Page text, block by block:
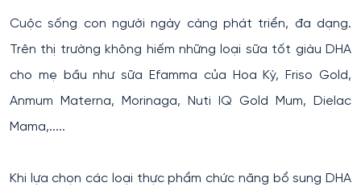
Cuộc sống con người ngày càng phát triển, đa dạng.
Trên thị trường không hiếm những loại sữa tốt giàu DHA
cho mẹ bầu như sữa Efamma của Hoa Kỳ, Friso Gold,
Anmum Materna, Morinaga, Nuti IQ Gold Mum, Dielac
Mama,.....
Khi lựa chọn các loại thực phẩm chức năng bổ sung DHA